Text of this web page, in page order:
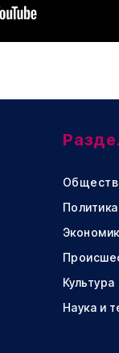
Политика
Культура
Наука и